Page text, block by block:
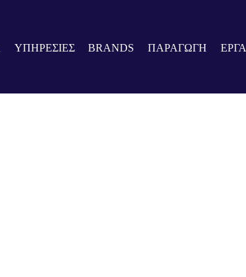
ΥΠΗΡΕΣΙΕΣ BRANDS ΠΑΡΑΓΩΓΗ ΕΡΓΑ